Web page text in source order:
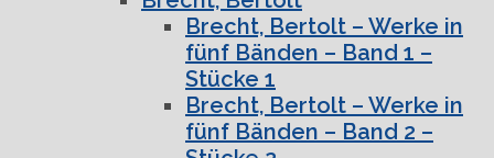
Brecht, Bertolt – Werke in
fünf Bänden – Band 1 –
Stücke 1
Brecht, Bertolt – Werke in
fünf Bänden – Band 2 –